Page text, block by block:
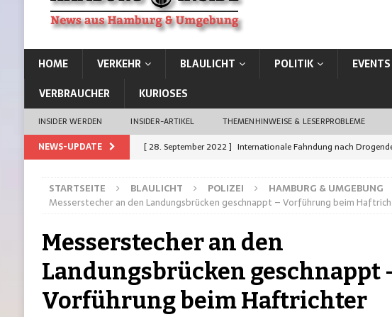
HOME VERKEHR BLAULICHT POLITIK EVENTS
VERBRAUCHER
KURIOSES
INSIDER WERDEN INSIDER-ARTIKEL THEMENHINWEISE & LESERPROBLEME
NEWS-UPDATE [ 28. September 2022 ] Internationale Fahndung nach
[ 21. September 2022 ] Auffahrunfall: Sicherungsanhänger
[ 19. Januar 2023 ] 13-Jährige aus Rahlstedt vermisst
STARTSEITE BLAULICHT POLIZEI
HAMBURG & UMGEBUNG
Messerstecher an den Landungsbrücken geschnappt – Vorführung beim
Messerstecher an den
Landungsbrücken geschnappt
Vorführung beim Haftrichter